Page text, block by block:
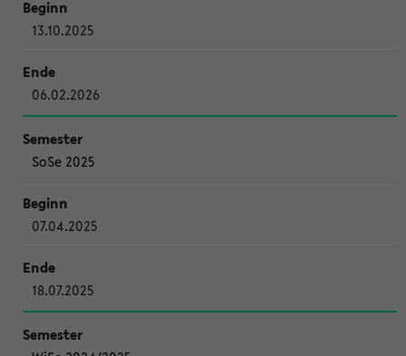
13.10.2025
06.02.2026
SoSe 2025
07.04.2025
18.07.2025